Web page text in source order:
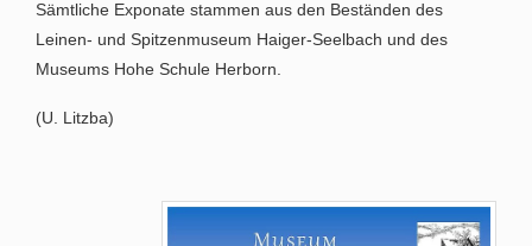
Sämtliche Exponate stammen aus den Beständen des
Leinen- und Spitzenmuseum Haiger-Seelbach und des
Museums Hohe Schule Herborn.
(U. Litzba)